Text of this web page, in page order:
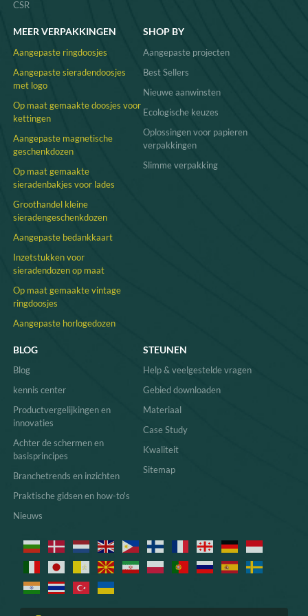
Onze collectie combineert sentimentaliteit
van mijlpalen en het beschermen van
offerte aanen verhoog uw sieradenmerk
met op maat gemaakte
sieradendoosontwerpen voor uw jubileum,
die de essentie van liefde en toewijding
vastleggen.
CSR
MEER VERPAKKINGEN
Aangepaste ringdoosjes
Aangepaste sieradendoosjes
met logo
Op maat gemaakte doosjes voor
kettingen
Aangepaste magnetische
geschenkdozen
Op maat gemaakte
sieradenbakjes voor lades
Groothandel kleine
sieradengeschenkdozen
Aangepaste bedankkaart
Inzetstukken voor
sieradendozen op maat
Op maat gemaakte vintage
ringdoosjes
Aangepaste horlogedozen
SHOP BY
Aangepaste projecten
Best Sellers
Nieuwe aanwinsten
Ecologische keuzes
Oplossingen voor papieren
verpakkingen
Slimme verpakking
BLOG
Blog
kennis center
Productvergelijkingen en
innovaties
Achter de schermen en
basisprincipes
Branchetrends en inzichten
Praktische gidsen en how-to's
Nieuws
STEUNEN
Help & veelgestelde vragen
Gebied downloaden
Materiaal
Case Study
Kwaliteit
Sitemap